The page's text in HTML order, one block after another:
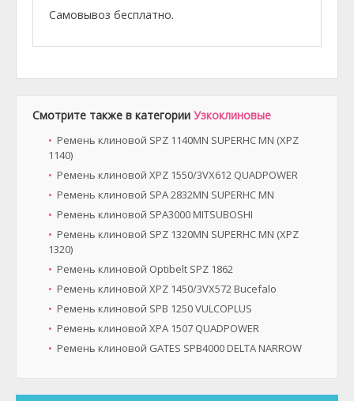
Самовывоз бесплатно.
Смотрите также в категории Узкоклиновые
Ремень клиновой SPZ 1140MN SUPERHC MN (XPZ
1140)
Ремень клиновой XPZ 1550/3VX612 QUADPOWER
Ремень клиновой SPA 2832MN SUPERHC MN
Ремень клиновой SPA3000 MITSUBOSHI
Ремень клиновой SPZ 1320MN SUPERHC MN (XPZ
1320)
Ремень клиновой Optibelt SPZ 1862
Ремень клиновой XPZ 1450/3VX572 Bucefalo
Ремень клиновой SPB 1250 VULCOPLUS
Ремень клиновой XPA 1507 QUADPOWER
Ремень клиновой GATES SPB4000 DELTA NARROW